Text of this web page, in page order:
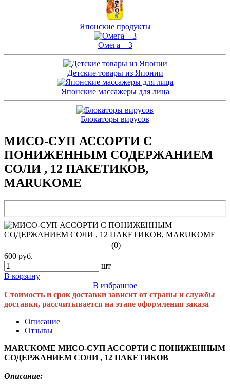
Японские продукты
Омега – 3
Детские товары из Японии
Японские массажеры для лица
Блокаторы вирусов
МИСО-СУП АССОРТИ С
ПОНИЖЕННЫМ СОДЕРЖАНИЕМ
СОЛИ , 12 ПАКЕТИКОВ,
MARUKOME
(0)
600 руб.
шт
В корзину
В избранное
Стоимость и срок доставки зависит от страны и службы
доставки, рассчитывается на этапе оформления заказа
Описание
Отзывы
MARUKOME МИСО-СУП АССОРТИ С ПОНИЖЕННЫМ
СОДЕРЖАНИЕМ СОЛИ , 12 ПАКЕТИКОВ
Описание: